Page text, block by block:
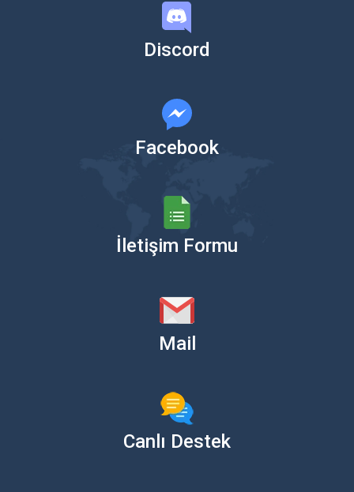
Discord
Facebook
İletişim Formu
Mail
Canlı Destek